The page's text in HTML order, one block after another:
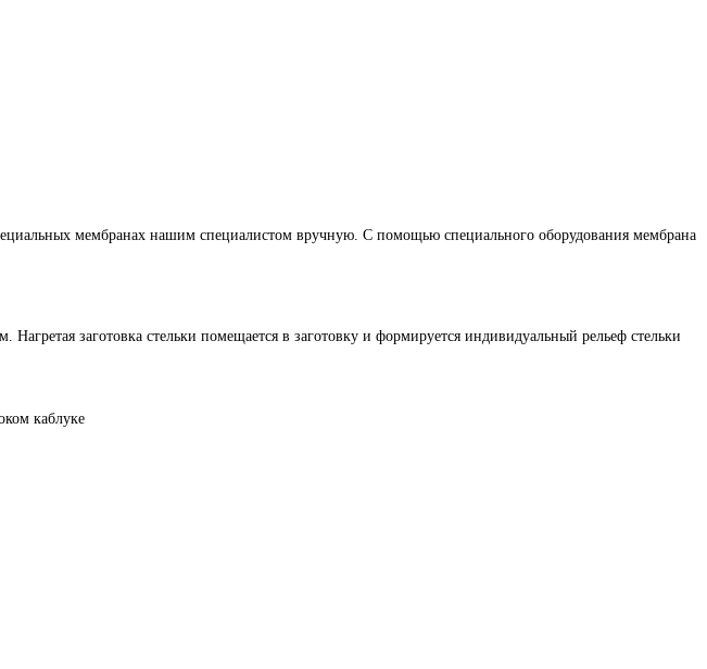
мембранах нашим специалистом вручную. С помощью специального оборудования мембрана
заготовка стельки помещается в заготовку и формируется индивидуальный рельеф стельки
каблуке